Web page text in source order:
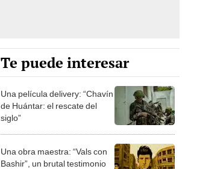
Te puede interesar
Una película delivery: “Chavín
de Huántar: el rescate del
siglo”
Una obra maestra: “Vals con
Bashir”, un brutal testimonio